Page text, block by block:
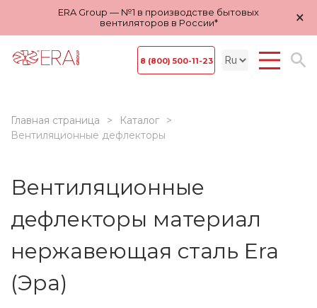
ERA Group — №1 в производстве бытовых
вентиляторов в России*
×
8 (800) 500-11-23
Главная страница
Каталог
Вентиляционные дефлекторы
Вентиляционные
дефлекторы материал
нержавеющая сталь Era
(Эра)